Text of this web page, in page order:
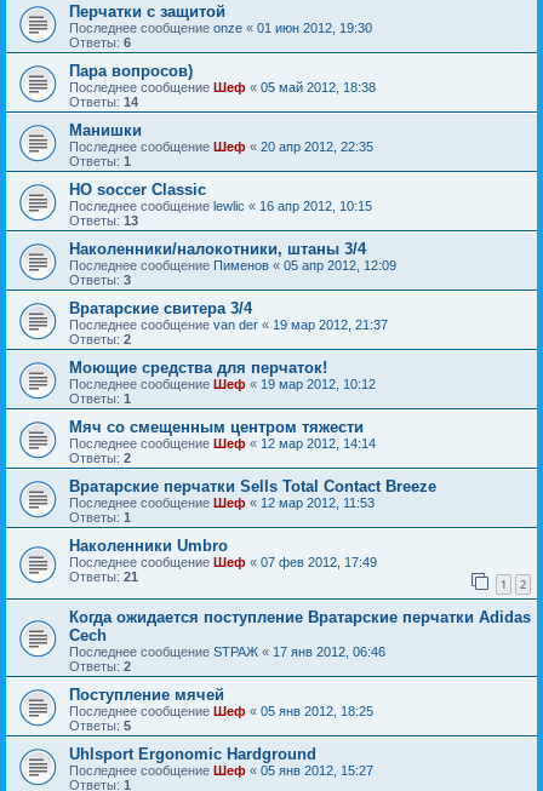
Перчатки с защитой
Последнее сообщение onze « 01 июн 2012, 19:30
Ответы: 6
Пара вопросов)
Последнее сообщение Шеф « 05 май 2012, 18:38
Ответы: 14
Манишки
Последнее сообщение Шеф « 20 апр 2012, 22:35
Ответы: 1
HO soccer Classic
Последнее сообщение lewlic « 16 апр 2012, 10:15
Ответы: 13
Наколенники/налокотники, штаны 3/4
Последнее сообщение Пименов « 05 апр 2012, 12:09
Ответы: 3
Вратарские свитера 3/4
Последнее сообщение van der « 19 мар 2012, 21:37
Ответы: 2
Моющие средства для перчаток!
Последнее сообщение Шеф « 19 мар 2012, 10:12
Ответы: 1
Мяч со смещенным центром тяжести
Последнее сообщение Шеф « 12 мар 2012, 14:14
Ответы: 2
Вратарские перчатки Sells Total Contact Breeze
Последнее сообщение Шеф « 12 мар 2012, 11:53
Ответы: 1
Наколенники Umbro
Последнее сообщение Шеф « 07 фев 2012, 17:49
Ответы: 21 1 2
Когда ожидается поступление Вратарские перчатки Adidas
Cech
Последнее сообщение SТРАЖ « 17 янв 2012, 06:46
Ответы: 2
Поступление мячей
Последнее сообщение Шеф « 05 янв 2012, 18:25
Ответы: 5
Uhlsport Ergonomic Hardground
Последнее сообщение Шеф « 05 янв 2012, 15:27
Ответы: 1